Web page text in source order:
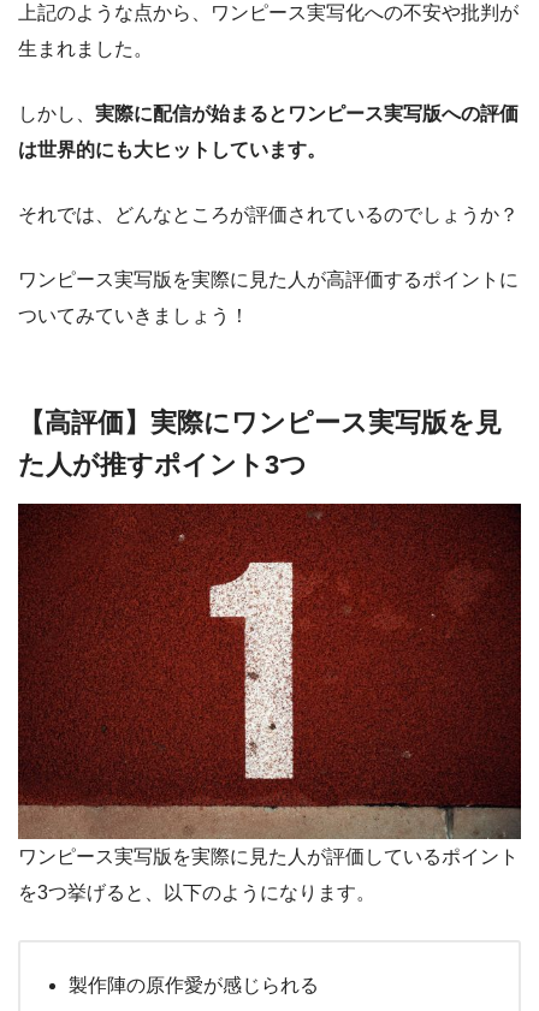
上記のような点から、ワンピース実写化への不安や批判が
生まれました。
しかし、 実際に配信が始まると ワンピース実写版への評価
は世界的にも大ヒット しています。
それでは、どんなところが評価されているのでしょうか？
ワンピース実写版を実際に見た人が高評価するポイントに
ついてみていきましょう！
【高評価】実際にワンピース実写版を見
た人が推すポイント3つ
ワンピース実写版を実際に見た人が評価しているポイント
を3つ挙げると、以下のようになります。
製作陣の原作愛が感じられる